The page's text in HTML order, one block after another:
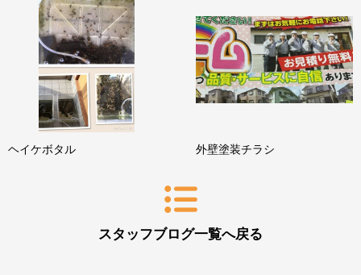
ヘイケボタル
スタッフブログ一覧へ戻る
外壁塗装チラシ